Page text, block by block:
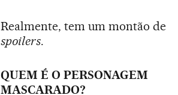
Realmente, tem um montão de
spoilers.
QUEM É O PERSONAGEM
MASCARADO?